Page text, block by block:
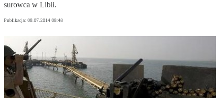
surowca w Libii.
Publikacja: 08.07.2014 08:48